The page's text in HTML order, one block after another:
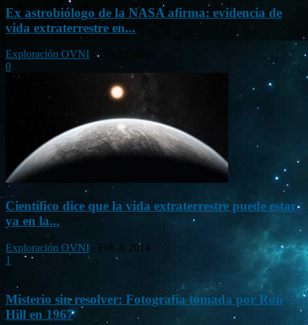
Ex astrobiólogo de la NASA afirma: evidencia de
vida extraterrestre en...
Exploración OVNI - Feb 22, 2014
0
Científico dice que la vida extraterrestre puede estar
ya en la...
Exploración OVNI - Feb 4, 2014
1
Misterio sin resolver: Fotografía tomada por Ron
Hill en 1967